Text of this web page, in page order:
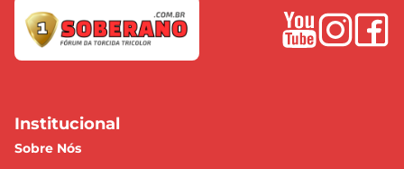
Institucional
Sobre Nós